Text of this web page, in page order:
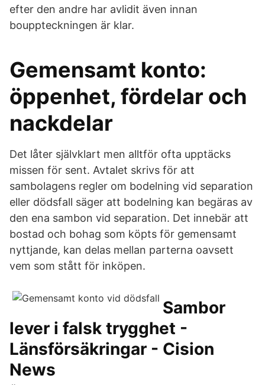
efter den andre har avlidit även innan
bouppteckningen är klar.
Gemensamt konto:
öppenhet, fördelar och
nackdelar
Det låter självklart men alltför ofta upptäcks
missen för sent. Avtalet skrivs för att
sambolagens regler om bodelning vid separation
eller dödsfall säger att bodelning kan begäras av
den ena sambon vid separation. Det innebär att
bostad och bohag som köpts för gemensamt
nyttjande, kan delas mellan parterna oavsett
vem som stått för inköpen.
Sambor
lever i falsk trygghet -
Länsförsäkringar - Cision
News